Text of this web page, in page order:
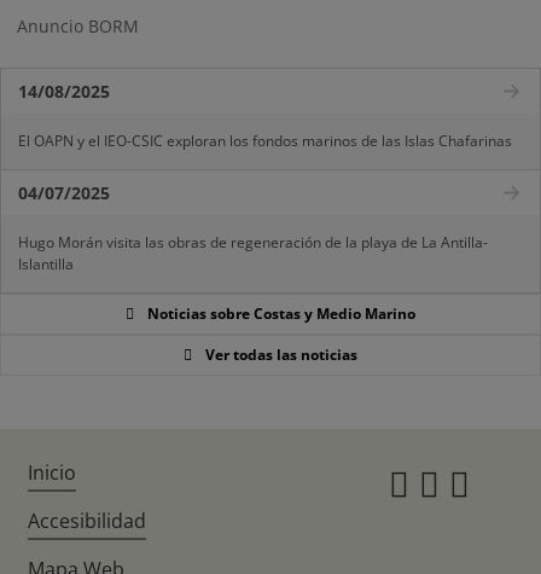
Anuncio BORM
14/08/2025
El OAPN y el IEO-CSIC exploran los fondos marinos de las Islas Chafarinas
04/07/2025
Hugo Morán visita las obras de regeneración de la playa de La Antilla-
Islantilla
Noticias sobre Costas y Medio Marino
Ver todas las noticias
Inicio
Accesibilidad